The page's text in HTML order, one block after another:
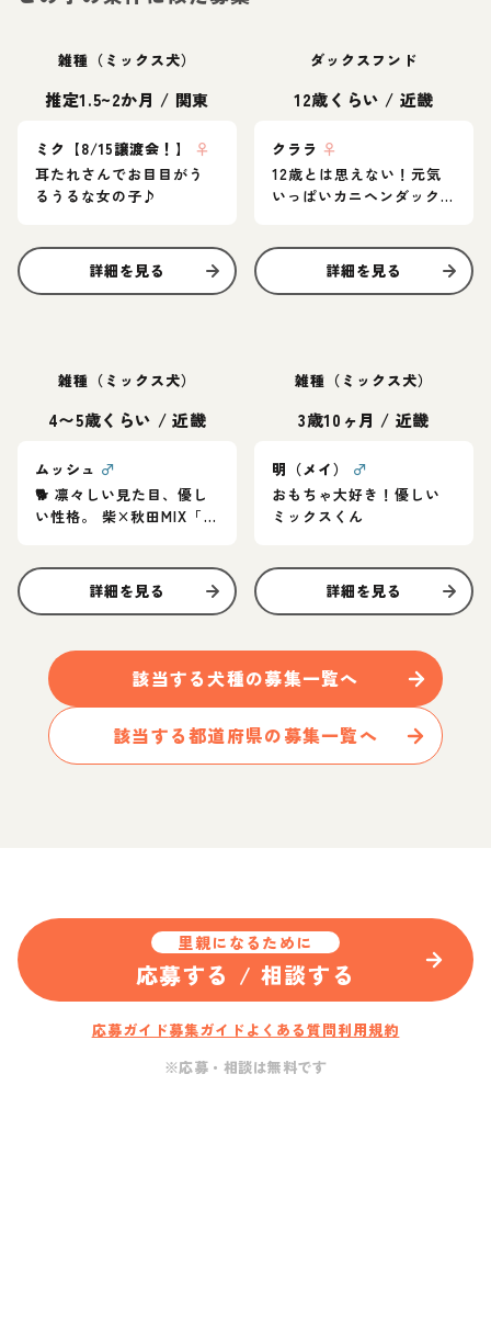
雑種（ミックス犬）
推定1.5~2か月 / 関東
ミク【8/15譲渡会！】
♀
耳たれさんでお目目がう
るうるな女の子♪
詳細を見る
ダックスフンド
12歳くらい / 近畿
クララ ♀
12歳とは思えない！元気
いっぱいカニヘンダック
詳細を見る
雑種（ミックス犬）
4〜5歳くらい / 近畿
ムッシュ ♂
🐕 凛々しい見た目、優し
い性格。 柴×秋田MIX「ム
詳細を見る
雑種（ミックス犬）
3歳10ヶ月 / 近畿
明（メイ）
♂
おもちゃ大好き！優しい
ミックスくん
詳細を見る
該当する犬種の募集一覧へ
該当する都道府県の募集一覧へ
里親になるために
応募する / 相談する
応募ガイド募集ガイド よくある質問利用規約
※応募・相談は無料です